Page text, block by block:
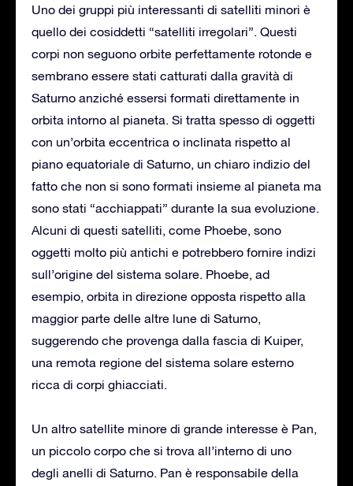
Uno dei gruppi più interessanti di satelliti minori è
quello dei cosiddetti “satelliti irregolari”. Questi
corpi non seguono orbite perfettamente rotonde e
sembrano essere stati catturati dalla gravità di
Saturno anziché essersi formati direttamente in
orbita intorno al pianeta. Si tratta spesso di oggetti
con un’orbita eccentrica o inclinata rispetto al
piano equatoriale di Saturno, un chiaro indizio del
fatto che non si sono formati insieme al pianeta ma
sono stati “acchiappati” durante la sua evoluzione.
Alcuni di questi satelliti, come Phoebe, sono
oggetti molto più antichi e potrebbero fornire indizi
sull’origine del sistema solare. Phoebe, ad
esempio, orbita in direzione opposta rispetto alla
maggior parte delle altre lune di Saturno,
suggerendo che provenga dalla fascia di Kuiper,
una remota regione del sistema solare esterno
ricca di corpi ghiacciati.
Un altro satellite minore di grande interesse è Pan,
un piccolo corpo che si trova all’interno di uno
degli anelli di Saturno. Pan è responsabile della